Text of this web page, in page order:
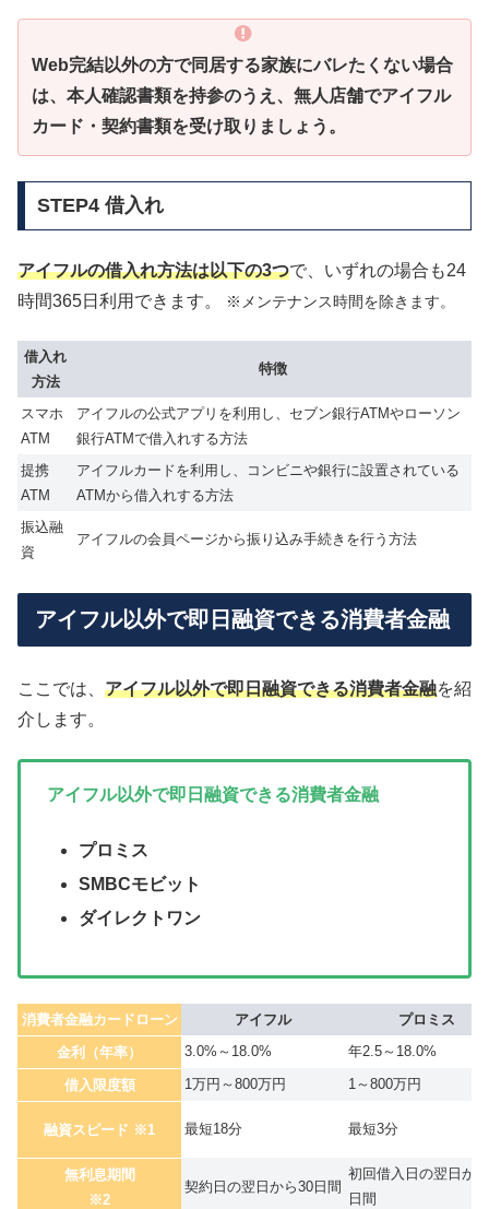
Web完結以外の方で同居する家族にバレたくない場合
は、本人確認書類を持参のうえ、無人店舗でアイフル
カード・契約書類を受け取りましょう。
STEP4 借入れ
アイフルの借入れ方法は以下の3つで、いずれの場合も24
時間365日利用できます。
※メンテナンス時間を除きます。
借入れ
方法
特徴
スマホ
ATM
アイフルの公式アプリを利用し、セブン銀行ATMやローソン
銀行ATMで借入れする方法
提携
ATM
アイフルカードを利用し、コンビニや銀行に設置されている
ATMから借入れする方法
振込融
資
アイフルの会員ページから振り込み手続きを行う方法
アイフル以外で即日融資できる消費者金融
ここでは、 アイフル以外で即日融資できる消費者金融を紹
介します。
アイフル以外で即日融資できる消費者金融
プロミス
SMBCモビット
ダイレクトワン
消費者金融カードローン アイフル
プロミス
金利（年率）
3.0%～18.0% 年2.5～18.0%
借入限度額 1万円～800万円 1～800万円
融資スピード ※1 最短18分 最短3分
無利息期間
※2
契約日の翌日から30日間
初回借入日の翌日か
日間